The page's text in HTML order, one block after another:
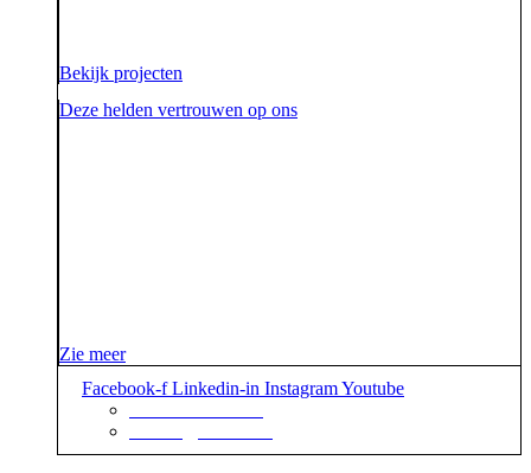
Bekijk projecten
Deze helden vertrouwen op ons
Zie meer
Facebook-f Linkedin-in InstagramYoutube